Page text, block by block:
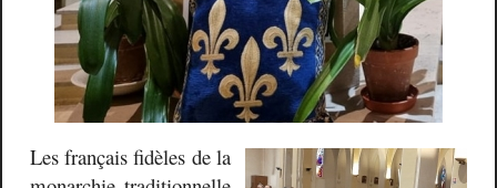
Les français fidèles de la